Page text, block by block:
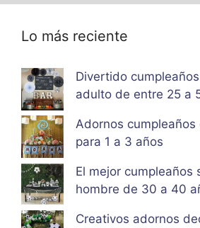
Lo más reciente
Divertido
adulto de entre 25 a
Adornos
para 1 a 3 años
El mejor cumpleaños
hombre de 30 a 40
Creativos adornos